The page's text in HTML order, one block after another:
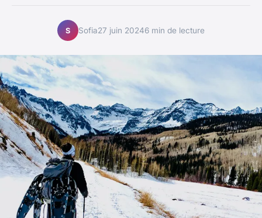
S Sofia27 juin 20246 min de lecture